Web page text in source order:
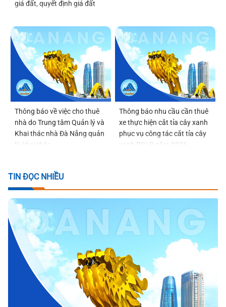
giá đất, quyết định giá đất
Thông báo về việc cho thuê
nhà do Trung tâm Quản lý và
Khai thác nhà Đà Nẵng quản
lý, khai thác
Thông báo nhu cầu cần thuê
xe thực hiện cắt tỉa cây xanh
phục vụ công tác cắt tỉa cây
xanh PCLB năm 2026
TIN ĐỌC NHIỀU